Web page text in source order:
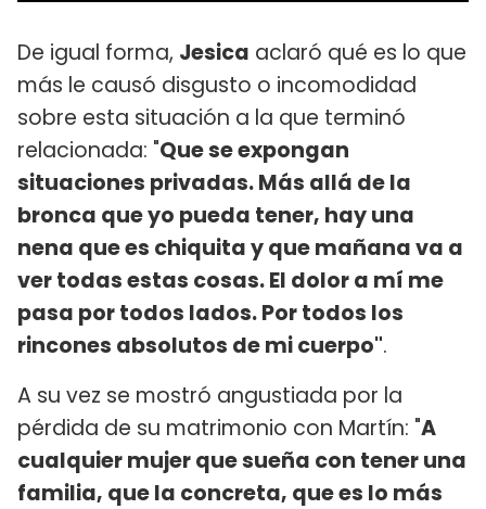
De igual forma, Jesica aclaró qué es lo que
más le causó disgusto o incomodidad
sobre esta situación a la que terminó
relacionada: "Que se expongan
situaciones privadas. Más allá de la
bronca que yo pueda tener, hay una
nena que es chiquita y que mañana va a
ver todas estas cosas. El dolor a mí me
pasa por todos lados. Por todos los
rincones absolutos de mi cuerpo".
A su vez se mostró angustiada por la
pérdida de su matrimonio con Martín: "A
cualquier mujer que sueña con tener una
familia, que la concreta, que es lo más